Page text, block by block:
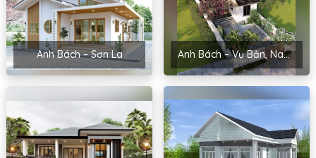
Anh Bách – Sơn La Anh Bách – Vụ Bản, Nam Định